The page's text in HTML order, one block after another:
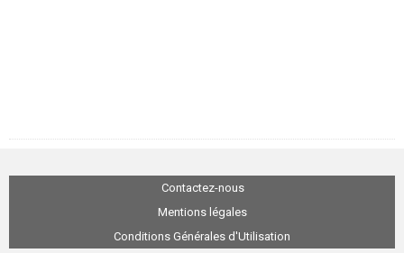
Contactez-nous
Mentions légales
Conditions Générales d'Utilisation